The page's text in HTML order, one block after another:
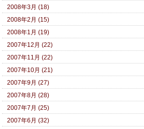
2008年3月 (18)
2008年2月 (15)
2008年1月 (19)
2007年12月 (22)
2007年11月 (22)
2007年10月 (21)
2007年9月 (27)
2007年8月 (28)
2007年7月 (25)
2007年6月 (32)